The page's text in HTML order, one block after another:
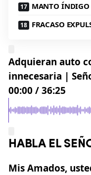
MANTO ÍNDIGO
FRACASO
Adquieran auto
innecesaria |
00:00 /36:25
HABLA EL
Mis Amados,